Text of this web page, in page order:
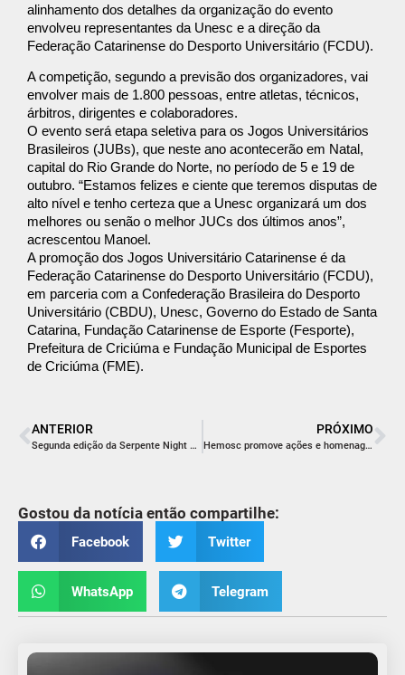
alinhamento dos detalhes da organização do evento
envolveu representantes da Unesc e a direção da
Federação Catarinense do Desporto Universitário (FCDU).
A competição, segundo a previsão dos organizadores, vai
envolver mais de 1.800 pessoas, entre atletas, técnicos,
árbitros, dirigentes e colaboradores.
O evento será etapa seletiva para os Jogos Universitários
Brasileiros (JUBs), que neste ano acontecerão em Natal,
capital do Rio Grande do Norte, no período de 5 e 19 de
outubro. “Estamos felizes e ciente que teremos disputas de
alto nível e tenho certeza que a Unesc organizará um dos
melhores ou senão o melhor JUCs dos últimos anos”,
acrescentou Manoel.
A promoção dos Jogos Universitário Catarinense é da
Federação Catarinense do Desporto Universitário (FCDU),
em parceria com a Confederação Brasileira do Desporto
Universitário (CBDU), Unesc, Governo do Estado de Santa
Catarina, Fundação Catarinense de Esporte (Fesporte),
Prefeitura de Criciúma e Fundação Municipal de Esportes
de Criciúma (FME).
ANTERIOR
Segunda edição da Serpente Night Run ocorre em agosto
PRÓXIMO
Hemosc promove ações e homenagens no mês de conscientização da doação de sangue
Gostou da notícia então compartilhe:
Facebook Twitter
WhatsApp Telegram